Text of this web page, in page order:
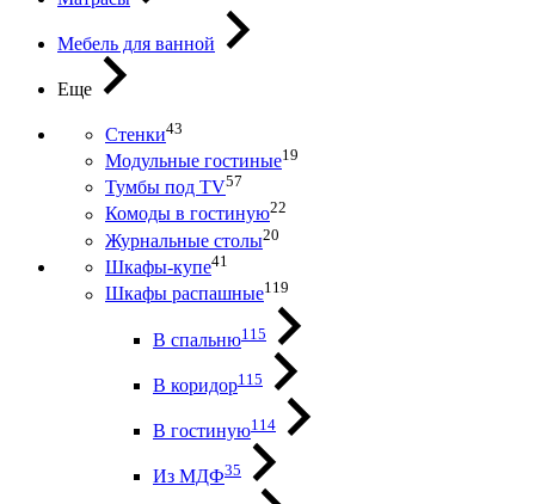
Мебель для ванной
Еще
Стенки43
Модульные гостиные19
Тумбы под ТV57
Комоды в гостиную22
Журнальные столы20
Шкафы-купе41
Шкафы распашные119
В спальню115
В коридор115
В гостиную114
Из МДФ35